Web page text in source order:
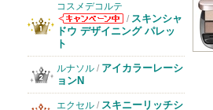
コスメデコルテ
コスメデコルテ
からのお知らせ
/ スキンシャ
ドウ デザイニング パレッ
ト
ルナソル / アイカラーレーシ
ョンN
エクセル / スキニーリッチシ